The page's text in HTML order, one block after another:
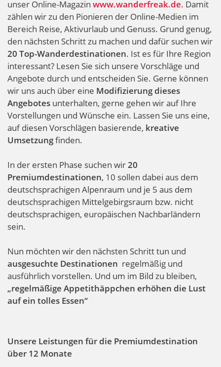
Innsbruck
unser Online-Magazin www.wanderfreak.de. Damit
zählen wir zu den Pionieren der Online-Medien im
Bereich Reise, Aktivurlaub und Genuss. Grund genug,
den nächsten Schritt zu machen und dafür suchen wir
20 Top-Wanderdestinationen. Ist es für Ihre Region
interessant? Lesen Sie sich unsere Vorschläge und
Angebote durch und entscheiden Sie. Gerne können
wir uns auch über eine Modifizierung dieses
Angebotes unterhalten, gerne gehen wir auf Ihre
Vorstellungen und Wünsche ein. Lassen Sie uns eine,
auf diesen Vorschlägen basierende, kreative
Umsetzungfinden.
In der ersten Phase suchen wir20
Premiumdestinationen, 10 sollen dabei aus dem
deutschsprachigen Alpenraum und je 5 aus dem
deutschsprachigen Mittelgebirgsraum bzw. nicht
deutschsprachigen, europäischen Nachbarländern
sein.
Nun möchten wir den nächsten Schritt tun und
ausgesuchte Destinationen regelmäßig und
ausführlich vorstellen. Und um im Bild zu bleiben,
„regelmäßige Appetithäppchen erhöhen die Lust
auf ein tolles Essen“
Unsere Leistungen für die Premiumdestination
über 12 Monate